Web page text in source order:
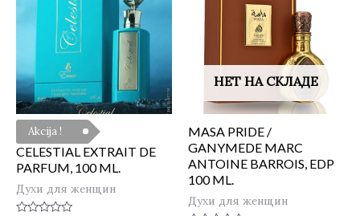
Akcija !
CELESTIAL EXTRAIT DE
PARFUM, 100 ML.
Духи для женщин
НЕТ НА СКЛАДЕ
MASA PRIDE /
GANYMEDE MARC
ANTOINE BARROIS, EDP
100 ML.
Духи для женщин